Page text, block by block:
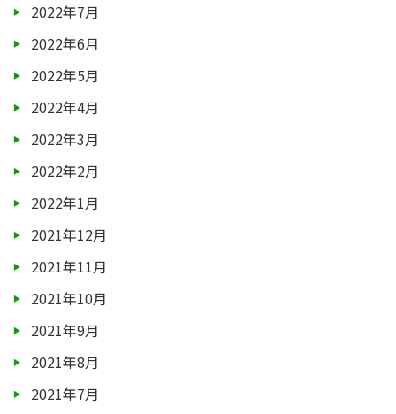
2022年7月
2022年6月
2022年5月
2022年4月
2022年3月
2022年2月
2022年1月
2021年12月
2021年11月
2021年10月
2021年9月
2021年8月
2021年7月